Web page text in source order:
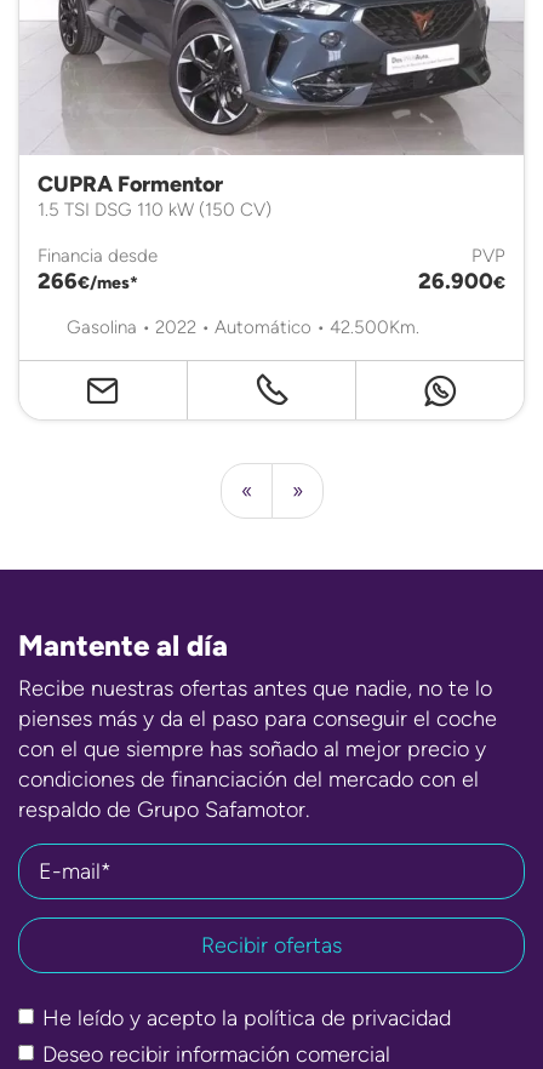
CUPRA Formentor
1.5 TSI DSG 110 kW (150 CV)
Financia desde
266€/mes*
PVP
26.900€
Gasolina • 2022 • Automático • 42.500Km.
« »
Mantente al día
Recibe nuestras ofertas antes que nadie, no te lo
pienses más y da el paso para conseguir el coche
con el que siempre has soñado al mejor precio y
condiciones de financiación del mercado con el
respaldo de Grupo Safamotor.
E-mail*
He leído y acepto la política de privacidad
Deseo recibir información comercial